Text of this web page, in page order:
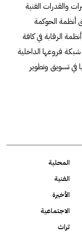
والقدرات الفنية
أنظمة الحوكمة
الرقابة في كافة
فروعها الداخلية
في تسويق وتطوير
المحلية
الفنية
الأخيرة
الاجتماعية
تراث